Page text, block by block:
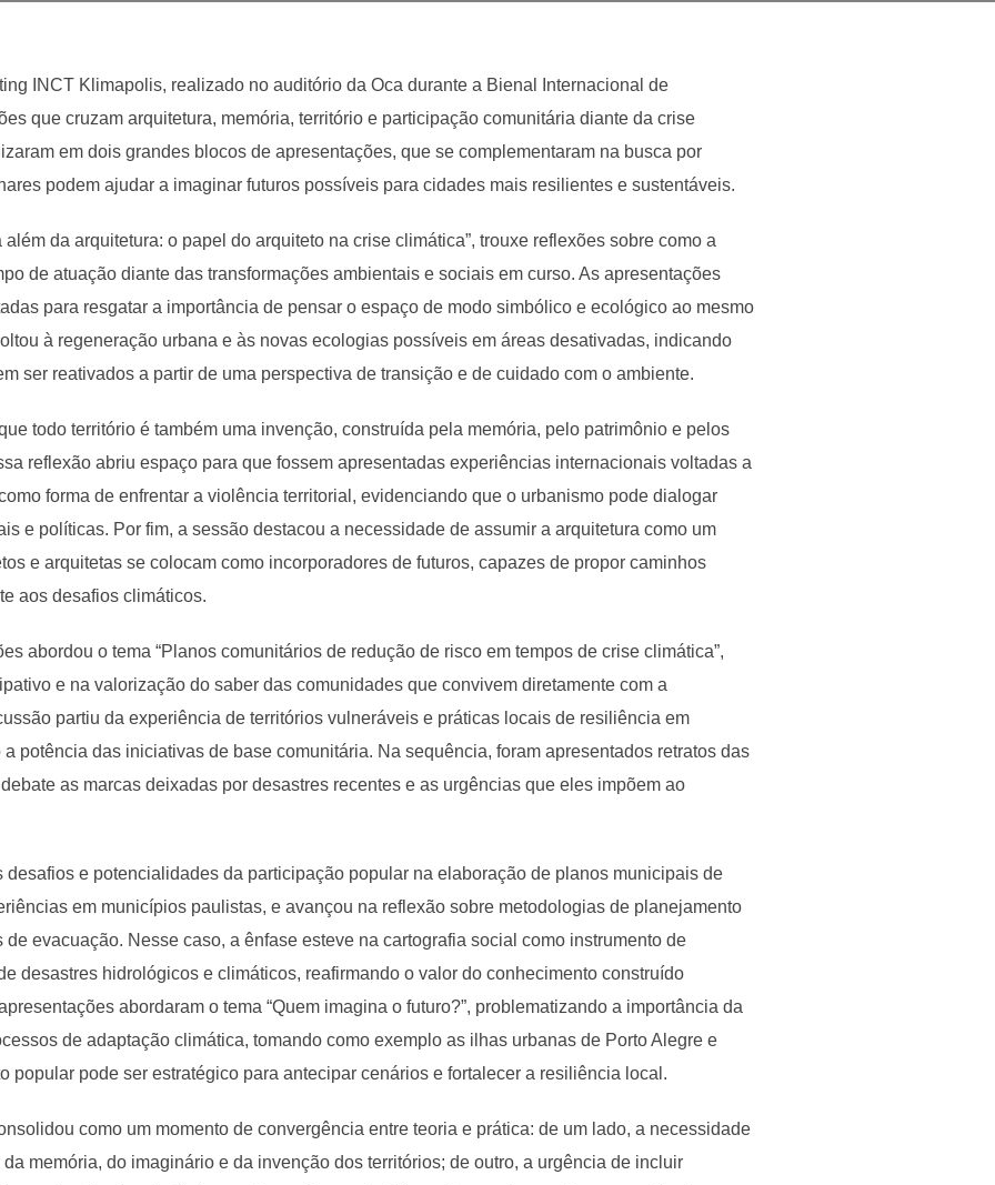
INCT Klimapolis, realizado no auditório da Oca durante a Bienal Internacional de
que cruzam arquitetura, memória, território e participação comunitária diante da crise
em dois grandes blocos de apresentações, que se complementaram na busca por
podem ajudar a imaginar futuros possíveis para cidades mais resilientes e sustentáveis.
da arquitetura: o papel do arquiteto na crise climática”, trouxe reflexões sobre como a
de atuação diante das transformações ambientais e sociais em curso. As apresentações
para resgatar a importância de pensar o espaço de modo simbólico e ecológico ao mesmo
à regeneração urbana e às novas ecologias possíveis em áreas desativadas, indicando
ser reativados a partir de uma perspectiva de transição e de cuidado com o ambiente.
todo território é também uma invenção, construída pela memória, pelo patrimônio e pelos
reflexão abriu espaço para que fossem apresentadas experiências internacionais voltadas a
forma de enfrentar a violência territorial, evidenciando que o urbanismo pode dialogar
e políticas. Por fim, a sessão destacou a necessidade de assumir a arquitetura como um
e arquitetas se colocam como incorporadores de futuros, capazes de propor caminhos
aos desafios climáticos.
abordou o tema “Planos comunitários de redução de risco em tempos de crise climática”,
e na valorização do saber das comunidades que convivem diretamente com a
partiu da experiência de territórios vulneráveis e práticas locais de resiliência em
potência das iniciativas de base comunitária. Na sequência, foram apresentados retratos das
as marcas deixadas por desastres recentes e as urgências que eles impõem ao
desafios e potencialidades da participação popular na elaboração de planos municipais de
em municípios paulistas, e avançou na reflexão sobre metodologias de planejamento
evacuação. Nesse caso, a ênfase esteve na cartografia social como instrumento de
desastres hidrológicos e climáticos, reafirmando o valor do conhecimento construído
abordaram o tema “Quem imagina o futuro?”, problematizando a importância da
de adaptação climática, tomando como exemplo as ilhas urbanas de Porto Alegre e
popular pode ser estratégico para antecipar cenários e fortalecer a resiliência local.
como um momento de convergência entre teoria e prática: de um lado, a necessidade
memória, do imaginário e da invenção dos territórios; de outro, a urgência de incluir